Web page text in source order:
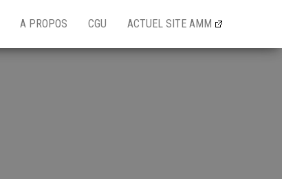
A PROPOS CGU ACTUEL SITE AMM